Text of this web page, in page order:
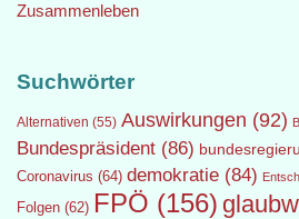
Zusammenleben
Suchwörter
Alternativen (55) Auswirkungen (92)
Bundespräsident (86)
Coronavirus (64) demokratie (84)
Folgen (62) FPÖ (156)